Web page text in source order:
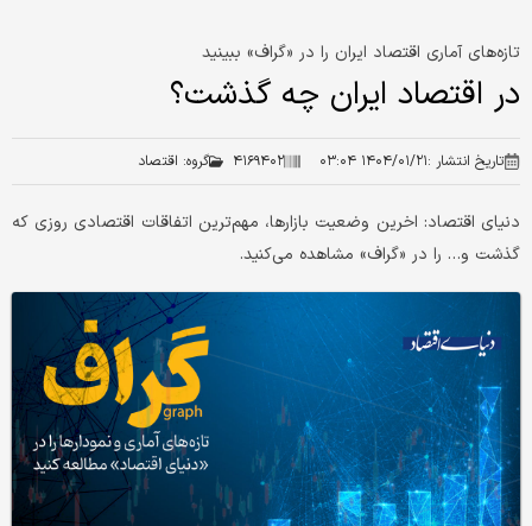
تازه‌های آماری اقتصاد ایران را در «گراف» ببینید
در اقتصاد ایران چه گذشت؟
تاریخ انتشار :۱۴۰۴/۰۱/۲۱ ۰۳:۰۴ ۴۱۶۹۴۰۲ گروه: اقتصاد
دنیای اقتصاد: اخرین وضعیت بازارها، مهم‌ترین اتفاقات اقتصادی روزی که
گذشت و… را در «گراف» مشاهده می‌کنید.